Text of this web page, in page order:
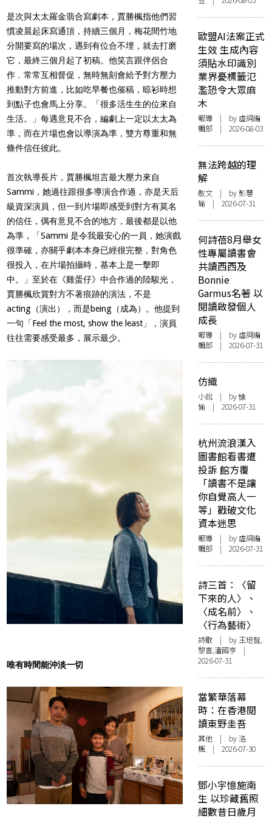
是次與太太羅金翡合寫劇本，賈勝楓指他們習
慣凌晨起床寫通頂，持續三個月，梅花間竹地
分開要寫的場次，遇到有位合不埋，就去打磨
它，最終三個月起了初稿。他笑言跟伴侶合
作﹐常常互相督促，無時無刻會給予對方壓力
推動對方前進，比如吃早餐也催稿，晾衫時想
到點子也會馬上分享。「很多活生生的位來自
生活。」每遇意見不合，編劇上一定以太太為
準，而在片場也會以導演為準，雙方尊重和無
條件信任彼此。
首次執導長片，賈勝楓坦言最大壓力來自
Sammi，她過往跟很多導演合作過，亦是天后
級資深演員，但一到片場即感受到對方有莫名
的信任，偶有意見不合的地方，最後都是以他
為準，「Sammi 是令我最安心的一員，她演戲
很準確，亦關乎劇本本身已經很完整，對角色
很投入，在片場拍攝時，基本上是一擊即
中。」至於在《雞蛋仔》中合作過的陸駿光，
賈勝楓欣賞對方不著痕跡的演法，不是
acting（演出），而是being（成為）。他提到
一句「Feel the most, show the least」，演員
往往需要感受最多，展示最少。
唯有時間能沖淡一切
歐盟AI法案正式
生效 生成內容
須貼水印識別
業界憂標籤氾
濫恐令大眾麻
木
報導 | by 虛詞編
輯部 | 2026-08-03
無法跨越的理
解
散文 | by 彭慧
瑜 | 2026-07-31
何詩蓓8月舉女
性專屬讀書會
共讀西西及
Bonnie
Garmus名著 以
閱讀啟發個人
成長
報導 | by 虛詞編
輯部 | 2026-07-31
仿織
小說 | by 悇
愉 | 2026-07-31
杭州流浪漢入
圖書館看書遭
投訴 館方覆
「讀書不是讓
你自覺高人一
等」戳破文化
資本迷思
報導 | by 虛詞編
輯部 | 2026-07-31
詩三首：〈留
下來的人〉、
〈成名前〉、
〈行為藝術〉
詩歌 | by 王培智,
黎喜,潘國亨 |
2026-07-31
當繁華落幕
時：在香港閱
讀東野圭吾
其他 | by洛
楓 | 2026-07-30
鄧小宇憶施南
生 以珍藏舊照
細數昔日歲月